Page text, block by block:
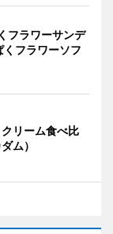
フラワーサンデ
くフラワーソフ
クリーム食べ比
ム）